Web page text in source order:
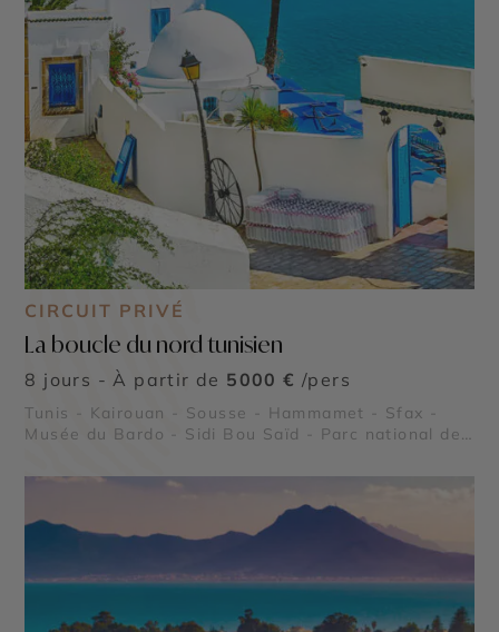
CIRCUIT PRIVÉ
La boucle du nord tunisien
8 jours - À partir de 5000 € /pers
Tunis - Kairouan - Sousse - Hammamet - Sfax -
Musée du Bardo - Sidi Bou Saïd - Parc national de